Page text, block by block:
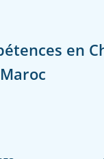
en